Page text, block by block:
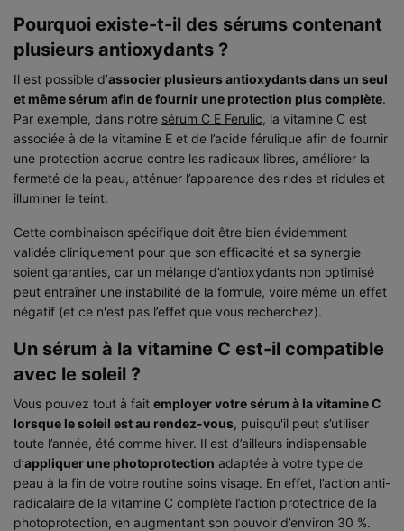
Pourquoi existe-t-il des sérums contenant
plusieurs antioxydants ?
Il est possible d’associer plusieurs antioxydants dans un seul
et même sérum afin de fournir une protection plus complète.
Par exemple, dans notre sérum C E Ferulic, la vitamine C est
associée à de la vitamine E et de l’acide férulique afin de fournir
une protection accrue contre les radicaux libres, améliorer la
fermeté de la peau, atténuer l’apparence des rides et ridules et
illuminer le teint.
Cette combinaison spécifique doit être bien évidemment
validée cliniquement pour que son efficacité et sa synergie
soient garanties, car un mélange d’antioxydants non optimisé
peut entraîner une instabilité de la formule, voire même un effet
négatif (et ce n'est pas l’effet que vous recherchez).
Un sérum à la vitamine C est-il compatible
avec le soleil ?
Vous pouvez tout à fait employer votre sérum à la vitamine C
lorsque le soleil est au rendez-vous, puisqu'il peut s’utiliser
toute l’année, été comme hiver. Il est d’ailleurs indispensable
d’appliquer une photoprotection adaptée à votre type de
peau à la fin de votre routine soins visage. En effet, l’action anti-
radicalaire de la vitamine C complète l’action protectrice de la
photoprotection, en augmentant son pouvoir d’environ 30 %.